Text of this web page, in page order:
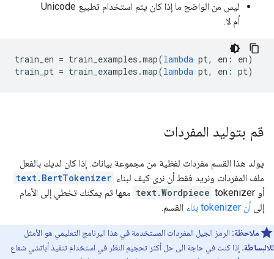
ليس من الواضح ما إذا كان يتم استخدام تطبيع Unicode
أم لا.
train_en = train_examples .map(lambda pt, en : en)
train_pt = train_examples .map(lambda pt, en : pt)
قم بتوليد المفردات
يولد هذا القسم مفردات لفظية من مجموعة بيانات. إذا كان لديك بالفعل
ملف المفردات ونريد فقط أن نرى كيف لبناء text.BertTokenizer
أو
text.Wordpiece tokenizer معها ثم يمكنك تخطي إلى الأمام
إلىأن tokenizer بناء القسم.
ملاحظة: الرمز الجيل المفردات المستخدمة في هذا البرنامج التعليمي هو الأمثل
للالبساطة. إذا كنت في حاجة الى حل أكثر تحجيم النظر في استخدام تنفيذ أباتشي شعاع